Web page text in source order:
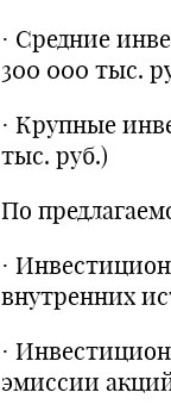
· Средние
300 000 тыс.
· Крупные
тыс. руб.)
По
·
внутренних
·
эмиссии